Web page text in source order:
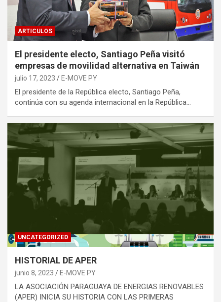
ARTICULOS
El presidente electo, Santiago Peña visitó
empresas de movilidad alternativa en Taiwán
julio 17, 2023 E-MOVE PY
El presidente de la República electo, Santiago Peña,
continúa con su agenda internacional en la República…
UNCATEGORIZED
HISTORIAL DE APER
junio 8, 2023 E-MOVE PY
LA ASOCIACIÓN PARAGUAYA DE ENERGIAS RENOVABLES
(APER) INICIA SU HISTORIA CON LAS PRIMERAS